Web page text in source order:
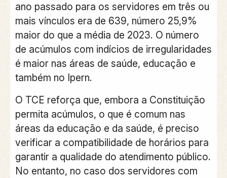
ano passado para os servidores em três ou
mais vínculos era de 639, número 25,9%
maior do que a média de 2023. O número
de acúmulos com indícios de irregularidades
é maior nas áreas de saúde, educação e
também no Ipern.
O TCE reforça que, embora a Constituição
permita acúmulos, o que é comum nas
áreas da educação e da saúde, é preciso
verificar a compatibilidade de horários para
garantir a qualidade do atendimento público.
No entanto, no caso dos servidores com